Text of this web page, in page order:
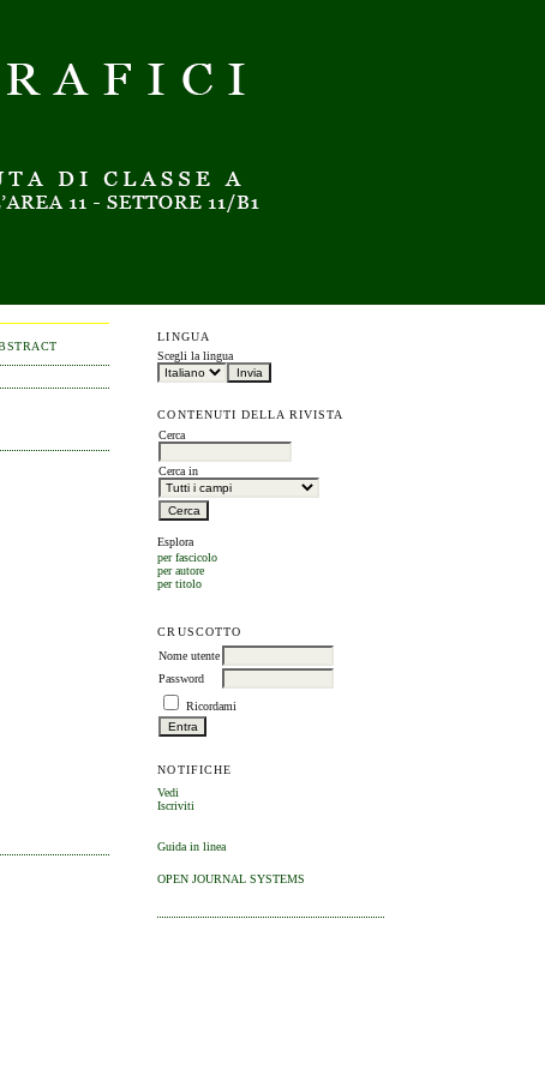
LINGUA
Scegli la lingua
CONTENUTI DELLA RIVISTA
Cerca
Cerca in
Esplora
per fascicolo
per autore
per titolo
CRUSCOTTO
Nome utente
Password
Ricordami
NOTIFICHE
Vedi
Iscriviti
Guida in linea
OPEN JOURNAL SYSTEMS